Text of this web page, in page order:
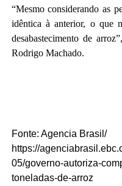
“Mesmo considerando as
idêntica à anterior, o que
desabastecimento de
Rodrigo Machado.
Fonte: Agencia Brasil/
https://
05/governo-autoriza-
toneladas-de-arroz